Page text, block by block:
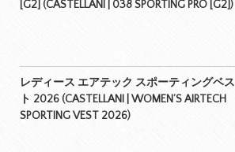
[G2] (CASTELLANI | 038 SPORTING PRO [G2])
レディース エアテック スポーティングベス
ト 2026 (CASTELLANI | WOMEN’S AIRTECH
SPORTING VEST 2026)